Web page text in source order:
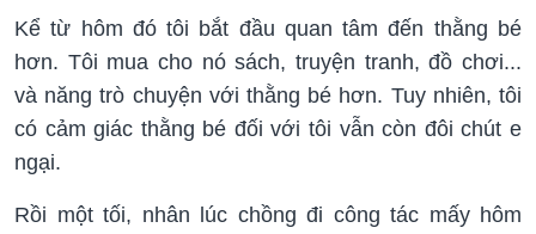
Kể từ hôm đó tôi bắt đầu quan tâm đến thằng bé
hơn. Tôi mua cho nó sách, truyện tranh, đồ chơi...
và năng trò chuyện với thằng bé hơn. Tuy nhiên, tôi
có cảm giác thằng bé đối với tôi vẫn còn đôi chút e
ngại.
Rồi một tối, nhân lúc chồng đi công tác mấy hôm